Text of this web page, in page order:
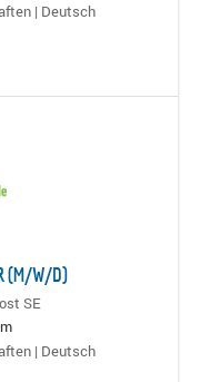
| Deutsch
(M/W/D)
SE
| Deutsch